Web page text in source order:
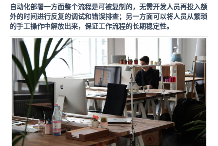
自动化部署一方面整个流程是可被复制的，无需开发人员再投入额
外的时间进行反复的调试和错误排查；另一方面可以将人员从繁琐
的手工操作中解放出来，保证工作流程的长期稳定性。